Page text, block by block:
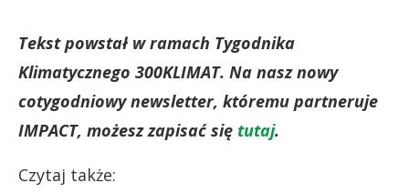
Tekst powstał w ramach Tygodnika
Klimatycznego 300KLIMAT. Na nasz nowy
cotygodniowy newsletter, któremu partneruje
IMPACT, możesz zapisać się tutaj.
Czytaj także: